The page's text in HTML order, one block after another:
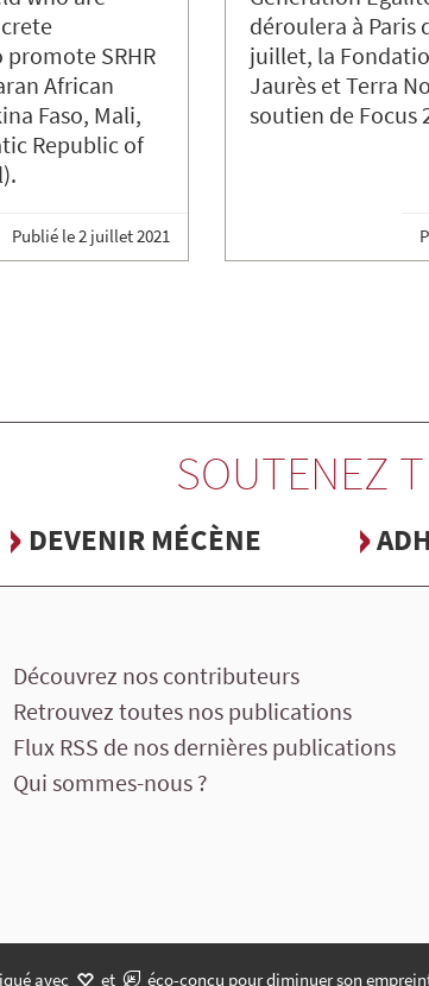
SRHR
African
Faso, Mali,
Republic of
Publié le2 juillet 2021
déroulera à Paris
juillet, la
Jaurès et Terra
soutien de Focus
SOUTENEZ
DEVENIR MÉCÈNE
Découvrez nos contributeurs
Retrouvez toutes nos publications
Flux RSS de nos dernières publications
Qui sommes-nous ?
avec et éco-conçu pour diminuer son